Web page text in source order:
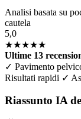
Analisi basata su
cautela
5,0
★★★★★
Ultime 13
✓ Pavimento
Risultati rapidi ✓
Riassunto IA